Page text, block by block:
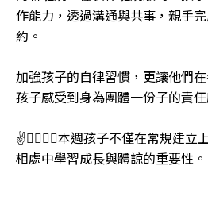
作能力，透過溝通與共事，親手
約。
加強孩子的自律習慣，更讓他們
孩子感受到身為團體一份子的責任
✌️✌🏻✌🏼本週孩子不僅在常規建立
相處中學習成長與體諒的重要性。